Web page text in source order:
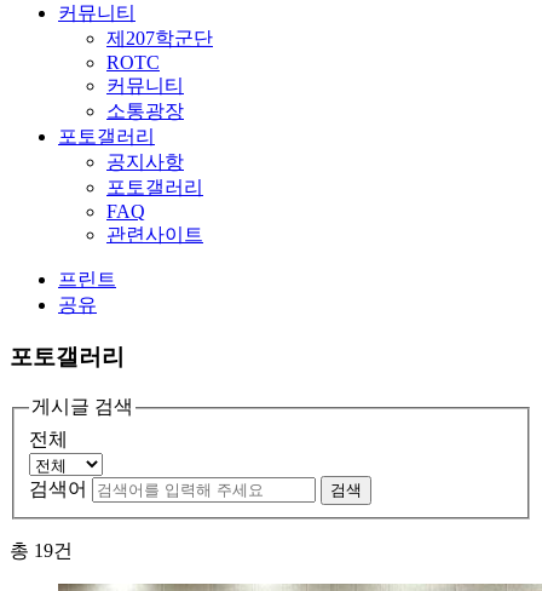
커뮤니티
제207학군단
ROTC
커뮤니티
소통광장
포토갤러리
공지사항
포토갤러리
FAQ
관련사이트
프린트
공유
포토갤러리
게시글 검색
전체
검색어 검색
총 19건